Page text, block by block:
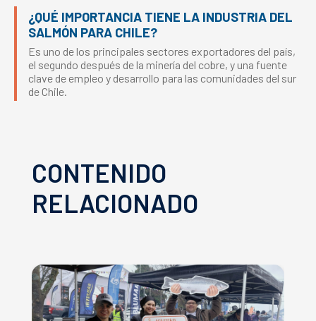
¿QUÉ IMPORTANCIA TIENE LA INDUSTRIA DEL
SALMÓN PARA CHILE?
Es uno de los principales sectores exportadores del país,
el segundo después de la minería del cobre, y una fuente
clave de empleo y desarrollo para las comunidades del sur
de Chile.
CONTENIDO
RELACIONADO